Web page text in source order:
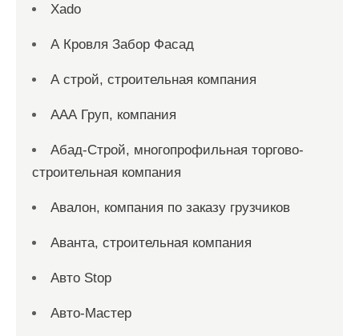
Xado
А Кровля Забор Фасад
А строй, строительная компания
ААА Груп, компания
Абад-Строй, многопрофильная торгово-
строительная компания
Авалон, компания по заказу грузчиков
Аванта, строительная компания
Авто Stop
Авто-Мастер